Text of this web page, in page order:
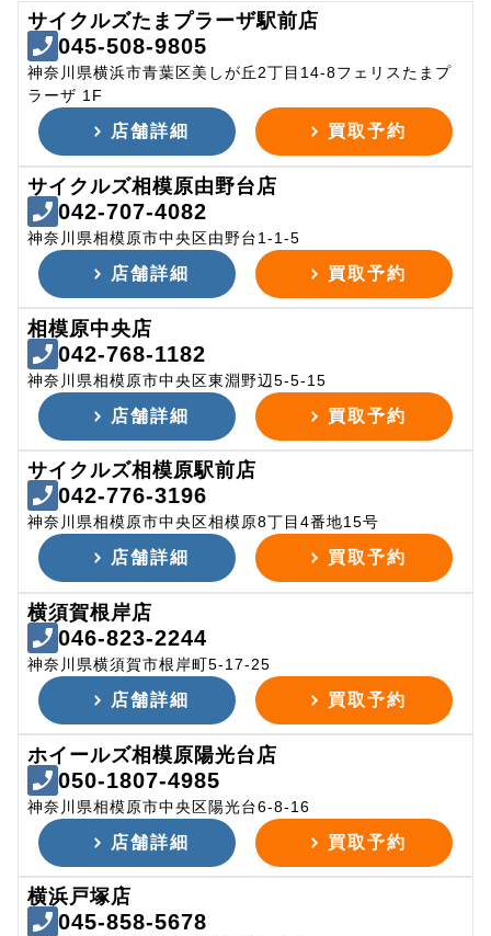
サイクルズたまプラーザ駅前店
045-508-9805
神奈川県横浜市青葉区美しが丘2丁目14-8フェリスたまプ
ラーザ 1F
店舗詳細 買取予約
サイクルズ相模原由野台店
042-707-4082
神奈川県相模原市中央区由野台1-1-5
店舗詳細 買取予約
相模原中央店
042-768-1182
神奈川県相模原市中央区東淵野辺5-5-15
店舗詳細 買取予約
サイクルズ相模原駅前店
042-776-3196
神奈川県相模原市中央区相模原8丁目4番地15号
店舗詳細 買取予約
横須賀根岸店
046-823-2244
神奈川県横須賀市根岸町5-17-25
店舗詳細 買取予約
ホイールズ相模原陽光台店
050-1807-4985
神奈川県相模原市中央区陽光台6-8-16
店舗詳細 買取予約
横浜戸塚店
045-858-5678